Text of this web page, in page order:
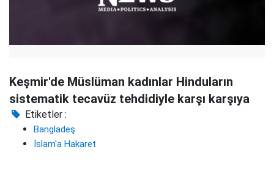
Keşmir'de Müslüman kadınlar Hinduların
sistematik tecavüz tehdidiyle karşı karşıya
Etiketler :
Bangladeş
İslam'a Hakaret